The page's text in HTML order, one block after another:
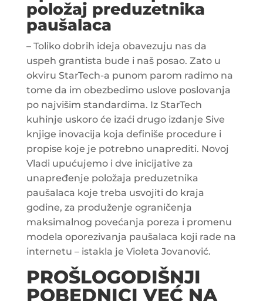
položaj preduzetnika
paušalaca
– Toliko dobrih ideja obavezuju nas da
uspeh grantista bude i naš posao. Zato u
okviru StarTech-a punom parom radimo na
tome da im obezbedimo uslove poslovanja
po najvišim standardima. Iz StarTech
kuhinje uskoro će izaći drugo izdanje Sive
knjige inovacija koja definiše procedure i
propise koje je potrebno unaprediti. Novoj
Vladi upućujemo i dve inicijative za
unapređenje položaja preduzetnika
paušalaca koje treba usvojiti do kraja
godine, za produženje ograničenja
maksimalnog povećanja poreza i promenu
modela oporezivanja paušalaca koji rade na
internetu – istakla je Violeta Jovanović.
PROŠLOGODIŠNJI
POBEDNICI VEĆ NA